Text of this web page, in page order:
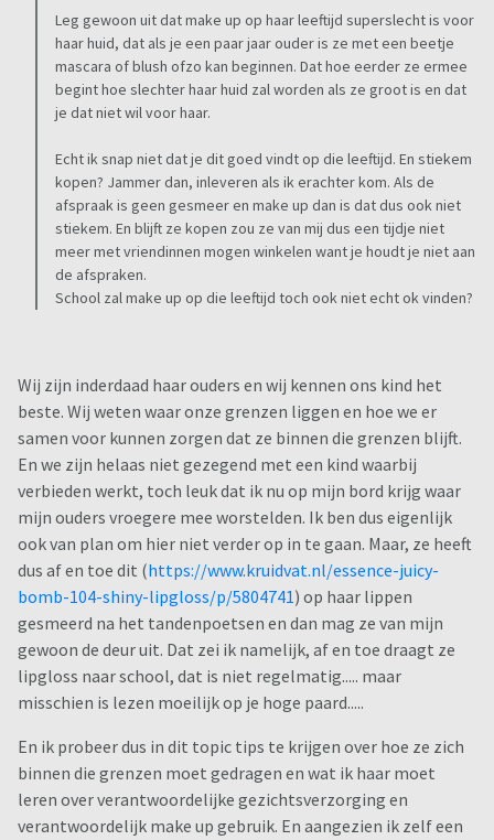
Leg gewoon uit dat make up op haar leeftijd superslecht is voor
haar huid, dat als je een paar jaar ouder is ze met een beetje
mascara of blush ofzo kan beginnen. Dat hoe eerder ze ermee
begint hoe slechter haar huid zal worden als ze groot is en dat
je dat niet wil voor haar.
Echt ik snap niet dat je dit goed vindt op die leeftijd. En stiekem
kopen? Jammer dan, inleveren als ik erachter kom. Als de
afspraak is geen gesmeer en make up dan is dat dus ook niet
stiekem. En blijft ze kopen zou ze van mij dus een tijdje niet
meer met vriendinnen mogen winkelen want je houdt je niet aan
de afspraken.
School zal make up op die leeftijd toch ook niet echt ok vinden?
Wij zijn inderdaad haar ouders en wij kennen ons kind het
beste. Wij weten waar onze grenzen liggen en hoe we er
samen voor kunnen zorgen dat ze binnen die grenzen blijft.
En we zijn helaas niet gezegend met een kind waarbij
verbieden werkt, toch leuk dat ik nu op mijn bord krijg waar
mijn ouders vroegere mee worstelden. Ik ben dus eigenlijk
ook van plan om hier niet verder op in te gaan. Maar, ze heeft
dus af en toe dit (https://www.kruidvat.nl/essence-juicy-
bomb-104-shiny-lipgloss/p/5804741) op haar lippen
gesmeerd na het tandenpoetsen en dan mag ze van mijn
gewoon de deur uit. Dat zei ik namelijk, af en toe draagt ze
lipgloss naar school, dat is niet regelmatig..... maar
misschien is lezen moeilijk op je hoge paard.....
En ik probeer dus in dit topic tips te krijgen over hoe ze zich
binnen die grenzen moet gedragen en wat ik haar moet
leren over verantwoordelijke gezichtsverzorging en
verantwoordelijk make up gebruik. En aangezien ik zelf een